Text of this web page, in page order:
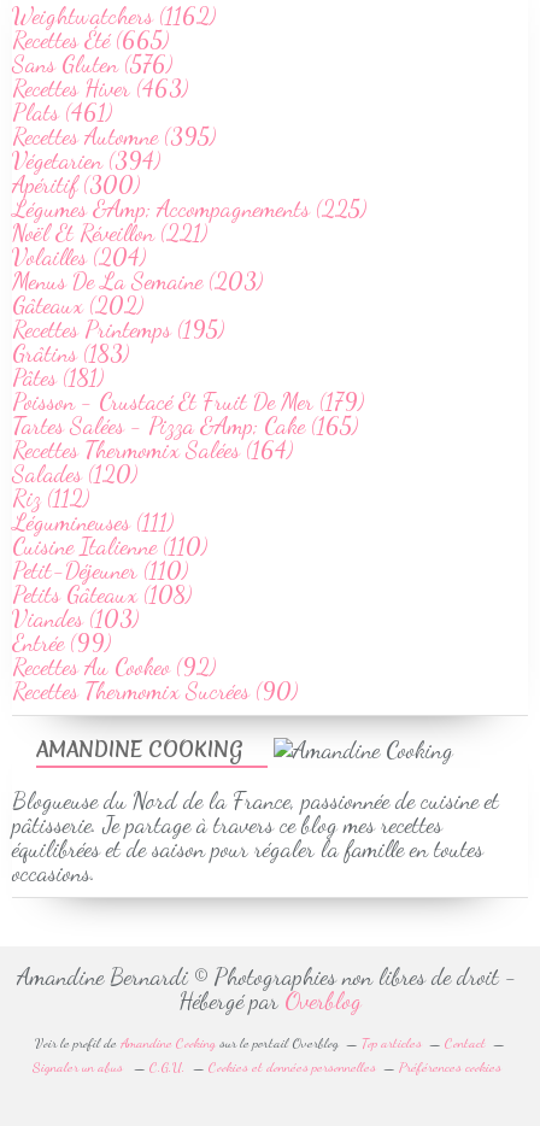
AMANDINE COOKING
Blogueuse du Nord de la France, passionnée de cuisine et
pâtisserie. Je partage à travers ce blog mes recettes
équilibrées et de saison pour régaler la famille en toutes
occasions.
Weightwatchers (1162)
Recettes Été (665)
Sans Gluten (576)
Recettes Hiver (463)
Plats (461)
Recettes Automne (395)
Végetarien (394)
Apéritif (300)
Légumes &Amp; Accompagnements (225)
Noël Et Réveillon (221)
Volailles (204)
Menus De La Semaine (203)
Gâteaux (202)
Recettes Printemps (195)
Grâtins (183)
Pâtes (181)
Poisson - Crustacé Et Fruit De Mer (179)
Tartes Salées - Pizza &Amp; Cake (165)
Recettes Thermomix Salées (164)
Salades (120)
Riz (112)
Légumineuses (111)
Cuisine Italienne (110)
Petit-Déjeuner (110)
Petits Gâteaux (108)
Viandes (103)
Entrée (99)
Recettes Au Cookeo (92)
Recettes Thermomix Sucrées (90)
Amandine Bernardi © Photographies non libres de droit -
Hébergé par Overblog
Voir le profil de Amandine Cooking sur le portail Overblog Top articles
Contact
Signaler un abus
C.G.U. Cookies et données personnelles Préférences cookies